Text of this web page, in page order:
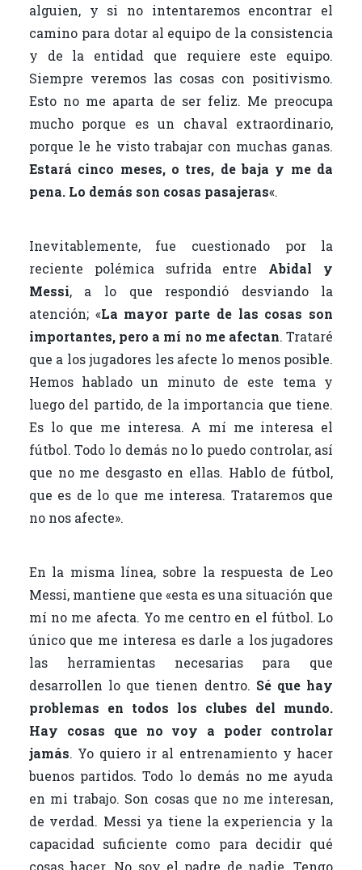
alguien, y si no intentaremos encontrar el
camino para dotar al equipo de la consistencia
y de la entidad que requiere este equipo.
Siempre veremos las cosas con positivismo.
Esto no me aparta de ser feliz. Me preocupa
mucho porque es un chaval extraordinario,
porque le he visto trabajar con muchas ganas.
Estará cinco meses, o tres, de baja y me da
pena. Lo demás son cosas pasajeras«.
Inevitablemente, fue cuestionado por la
reciente polémica sufrida entre Abidal y
Messi, a lo que respondió desviando la
atención; «La mayor parte de las cosas son
importantes, pero a mí no me afectan. Trataré
que a los jugadores les afecte lo menos posible.
Hemos hablado un minuto de este tema y
luego del partido, de la importancia que tiene.
Es lo que me interesa. A mí me interesa el
fútbol. Todo lo demás no lo puedo controlar, así
que no me desgasto en ellas. Hablo de fútbol,
que es de lo que me interesa. Trataremos que
no nos afecte».
En la misma línea, sobre la respuesta de Leo
Messi, mantiene que «esta es una situación que
mí no me afecta. Yo me centro en el fútbol. Lo
único que me interesa es darle a los jugadores
las herramientas necesarias para que
desarrollen lo que tienen dentro. Sé que hay
problemas en todos los clubes del mundo.
Hay cosas que no voy a poder controlar
jamás. Yo quiero ir al entrenamiento y hacer
buenos partidos. Todo lo demás no me ayuda
en mi trabajo. Son cosas que no me interesan,
de verdad. Messi ya tiene la experiencia y la
capacidad suficiente como para decidir qué
cosas hacer. No soy el padre de nadie. Tengo